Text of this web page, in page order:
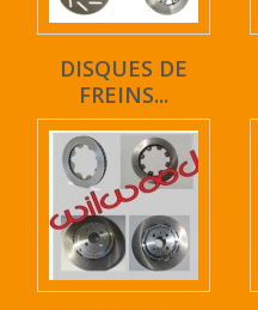
DISQUES DE
FREINS...